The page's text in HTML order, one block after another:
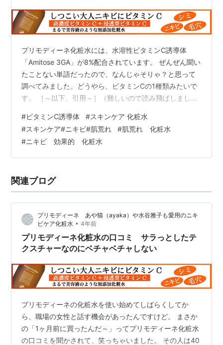
プリモディーネ化粧水には、水溶性ビタミンC誘導体
「Amitose 3GA」が8%配合されています。 ぜんぜん聞い
たことない単語だったので、なんじゃそりゃ？と思って
調べてみました。どうやら、ビタミンCの1種類みたいで
す。 ［～以下、引用～］（難しいので読み飛ばしました
生抑制効果を有する「エイジングケアビタミンC」で、多
角的なアプローチによるエイジングケアを可能にしま
す。 メラニン産生抑制効果の評価試験では、美白成分の
アルブチンよりも高く、ハイドロキノンに匹敵する高い
球菌やアクネ菌の増殖を抑制す…
#ビタミンC誘導体 #スキンケア 化粧水
#スキンケア#ニキビ#肌荒れ #肌荒れ 化粧水
#ニキビ 効果的 化粧水
関連ブログ
プリモディーネ あや猫（ayaka）や水谷雅子も愛用のニキ
ビケア化粧水 • 4年前
プリモディーネ化粧水の口コミ サラっとしたテ
クスチャーなのにベチャベチャしない
プリモディーネの化粧水を使い始めてしばらくしてか
ら、職場の女性と話す機会があったんですけど。 まさか
の「1ヶ月前に買ったんだ～」ってプリモディーネ化粧水
の口コミを聞かされて、笑っちゃいました。 その人は40